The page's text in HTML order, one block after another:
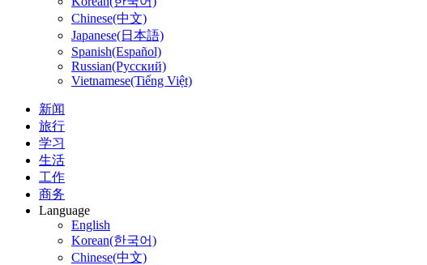
Chinese(中文)
Japanese(日本語)
Spanish(Español)
Russian(Русский)
Vietnamese(Tiếng Việt)
新闻
旅行
学习
生活
工作
商务
Language
English
Korean(한국어)
Chinese(中文)